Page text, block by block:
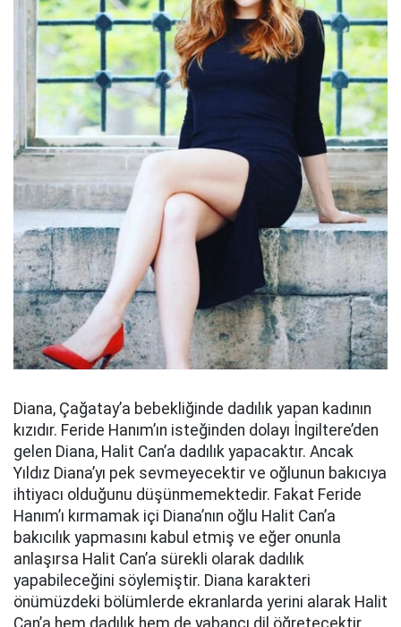
Diana, Çağatay’a bebekliğinde dadılık yapan kadının
kızıdır. Feride Hanım’ın isteğinden dolayı İngiltere’den
gelen Diana, Halit Can’a dadılık yapacaktır. Ancak
Yıldız Diana’yı pek sevmeyecektir ve oğlunun bakıcıya
ihtiyacı olduğunu düşünmemektedir. Fakat Feride
Hanım’ı kırmamak içi Diana’nın oğlu Halit Can’a
bakıcılık yapmasını kabul etmiş ve eğer onunla
anlaşırsa Halit Can’a sürekli olarak dadılık
yapabileceğini söylemiştir. Diana karakteri
önümüzdeki bölümlerde ekranlarda yerini alarak Halit